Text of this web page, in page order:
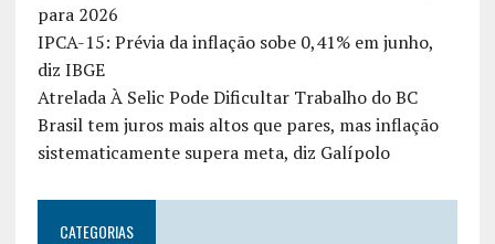
para 2026
IPCA-15: Prévia da inflação sobe 0,41% em junho,
diz IBGE
Atrelada À Selic Pode Dificultar Trabalho do BC
Brasil tem juros mais altos que pares, mas inflação
sistematicamente supera meta, diz Galípolo
CATEGORIAS